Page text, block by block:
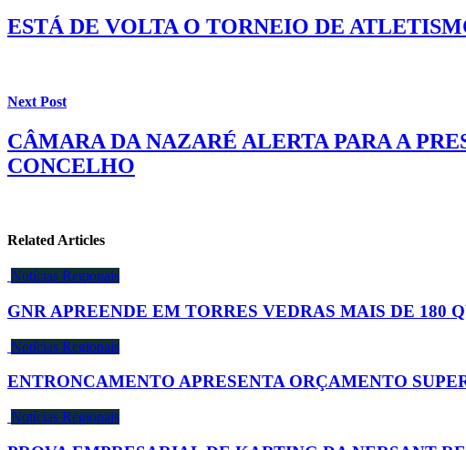
ESTÁ DE VOLTA O TORNEIO DE
Next Post
CÂMARA DA NAZARÉ ALERTA PARA A
CONCELHO
Related Articles
Notícias Regionais
GNR APREENDE EM TORRES VEDRAS MAIS DE
Notícias Regionais
ENTRONCAMENTO APRESENTA ORÇAMENTO
Notícias Regionais